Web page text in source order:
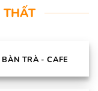
THẤT
BÀN TRÀ - CAFE